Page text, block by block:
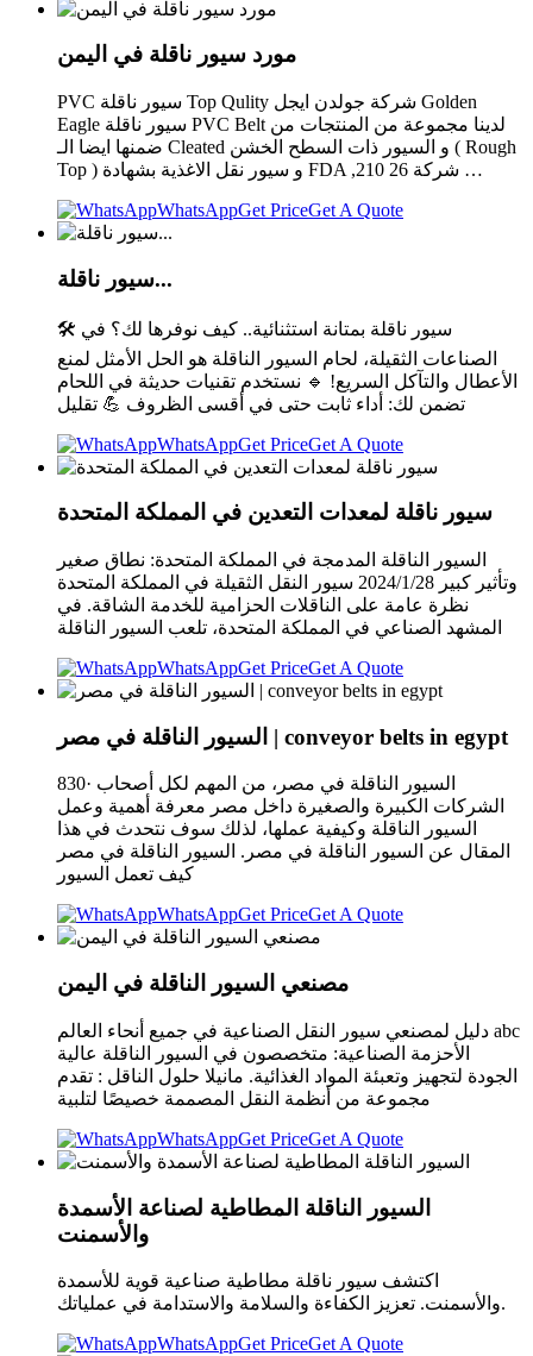
مورد سيور ناقلة في اليمن
PVC سيور ناقلة Top Qulity شركة جولدن ايجل Golden
Eagle سيور ناقلة PVC Belt لدينا مجموعة من المنتجات من
ضمنها ايضا الـ Cleated و السيور ذات السطح الخشن ( Rough
Top ) و سيور نقل الاغذية بشهادة FDA ,210 26 شركة …
WhatsAppGet PriceGet A Quote
سيور ناقلة...
🛠 سيور ناقلة بمتانة استثنائية.. كيف نوفرها لك؟ في
الصناعات الثقيلة، لحام السيور الناقلة هو الحل الأمثل لمنع
الأعطال والتآكل السريع! 🔹 نستخدم تقنيات حديثة في اللحام
تضمن لك: أداء ثابت حتى في أقسى الظروف 💪 تقليل
WhatsAppGet PriceGet A Quote
سيور ناقلة لمعدات التعدين في المملكة المتحدة
السيور الناقلة المدمجة في المملكة المتحدة: نطاق صغير
وتأثير كبير 2024/1/28 سيور النقل الثقيلة في المملكة المتحدة
نظرة عامة على الناقلات الحزامية للخدمة الشاقة. في
المشهد الصناعي في المملكة المتحدة، تلعب السيور الناقلة
WhatsAppGet PriceGet A Quote
السيور الناقلة في مصر | conveyor belts in egypt
830· السيور الناقلة في مصر، من المهم لكل أصحاب
الشركات الكبيرة والصغيرة داخل مصر معرفة أهمية وعمل
السيور الناقلة وكيفية عملها، لذلك سوف نتحدث في هذا
المقال عن السيور الناقلة في مصر. السيور الناقلة في مصر
كيف تعمل السيور
WhatsAppGet PriceGet A Quote
مصنعي السيور الناقلة في اليمن
دليل لمصنعي سيور النقل الصناعية في جميع أنحاء العالم abc
الأحزمة الصناعية: متخصصون في السيور الناقلة عالية
الجودة لتجهيز وتعبئة المواد الغذائية. مانيلا حلول الناقل : تقدم
مجموعة من أنظمة النقل المصممة خصيصًا لتلبية
WhatsAppGet PriceGet A Quote
السيور الناقلة المطاطية لصناعة الأسمدة
والأسمنت
اكتشف سيور ناقلة مطاطية صناعية قوية للأسمدة
والأسمنت. تعزيز الكفاءة والسلامة والاستدامة في عملياتك.
WhatsAppGet PriceGet A Quote